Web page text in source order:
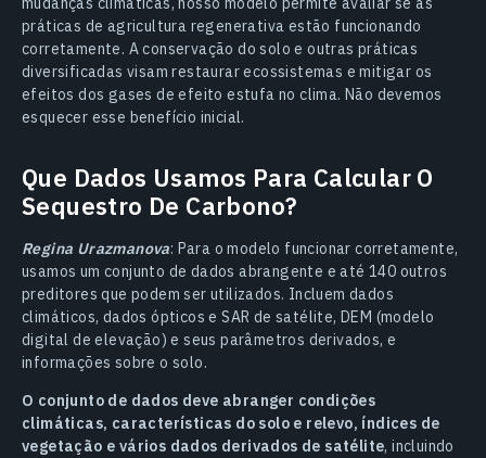
práticas de agricultura regenerativa estão funcionando
corretamente. A conservação do solo e outras práticas
diversificadas visam restaurar ecossistemas e mitigar os
efeitos dos gases de efeito estufa no clima. Não devemos
esquecer esse benefício inicial.
Que Dados Usamos Para Calcular O
Sequestro De Carbono?
Regina Urazmanova: Para o modelo funcionar corretamente,
usamos um conjunto de dados abrangente e até 140 outros
preditores que podem ser utilizados. Incluem dados
climáticos, dados ópticos e SAR de satélite, DEM (modelo
digital de elevação) e seus parâmetros derivados, e
informações sobre o solo.
O conjunto de dados deve abranger condições
climáticas, características do solo e relevo, índices de
vegetação e vários dados derivados de satélite, incluindo